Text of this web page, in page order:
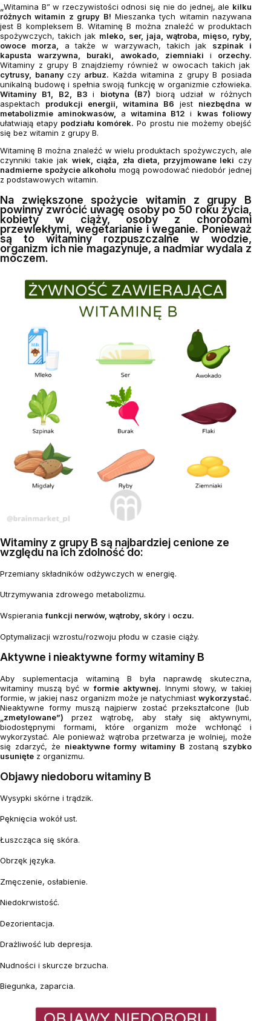
„Witamina B” w rzeczywistości odnosi się nie do jednej, ale kilku
różnych witamin z grupy B! Mieszanka tych witamin nazywana
jest B kompleksem B. Witaminę B można znaleźć w produktach
spożywczych, takich jak mleko, ser, jaja, wątroba, mięso, ryby,
owoce morza,
a także w warzywach, takich jak szpinak i
kapusta warzywna, buraki, awokado, ziemniaki i orzechy.
Witaminy z grupy B znajdziemy również w owocach takich jak
cytrusy, bananyczy arbuz. Każda witamina z grupy B posiada
unikalną budowę i spełnia swoją funkcję w organizmie człowieka.
Witaminy B1, B2, B3i biotyna (B7) biorą udział w różnych
aspektach produkcji energii, witamina B6 jest niezbędna w
metabolizmie aminokwasów, a witamina B12 i kwas foliowy
ułatwiają etapy podziału komórek. Po prostu nie możemy obejść
się bez witamin z grupy B.
Witaminę B można znaleźć w wielu produktach spożywczych, ale
czynniki takie jak wiek, ciąża, zła dieta, przyjmowane leki czy
nadmierne spożycie alkoholu mogą powodować niedobór jednej
z podstawowych witamin.
Na zwiększone spożycie witamin z grupy B
powinny zwrócić uwagę osoby po 50 roku życia,
kobiety w ciąży, osoby z chorobami
przewlekłymi, wegetarianie i weganie. Ponieważ
są to witaminy rozpuszczalne w wodzie,
organizm ich nie magazynuje, a nadmiar wydala z
moczem.
Witaminy z grupy B są najbardziej cenione ze
względu na ich zdolność do:
Przemiany składników odżywczych w energię.
Utrzymywania zdrowego metabolizmu.
Wspieraniafunkcji nerwów, wątroby, skóry i oczu.
Optymalizacji wzrostu/rozwoju płodu w czasie ciąży.
Aktywne i nieaktywne formy witaminy B
Aby suplementacja witaminą B była naprawdę skuteczna,
witaminy muszą być wformie aktywnej. Innymi słowy, w takiej
formie, w jakiej nasz organizm może je natychmiast wykorzystać.
Nieaktywne formy muszą najpierw zostać przekształcone (lub
„zmetylowane”) przez wątrobę, aby stały się aktywnymi,
biodostępnymi formami, które organizm może wchłonąć i
wykorzystać. Ale ponieważ wątroba przetwarza je wolniej, może
się zdarzyć, że nieaktywne formy witaminy B zostaną szybko
usunięte z organizmu.
Objawy niedoboru witaminy B
Wysypki skórne i trądzik.
Pęknięcia wokół ust.
Łuszcząca się skóra.
Obrzęk języka.
Zmęczenie, osłabienie.
Niedokrwistość.
Dezorientacja.
Drażliwość lub depresja.
Nudności i skurcze brzucha.
Biegunka, zaparcia.